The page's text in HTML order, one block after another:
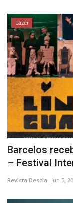
Lazer
Barcelos
– Festival
Revista Descla Jun 5,